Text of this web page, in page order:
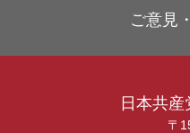
ご意見
日本共
〒